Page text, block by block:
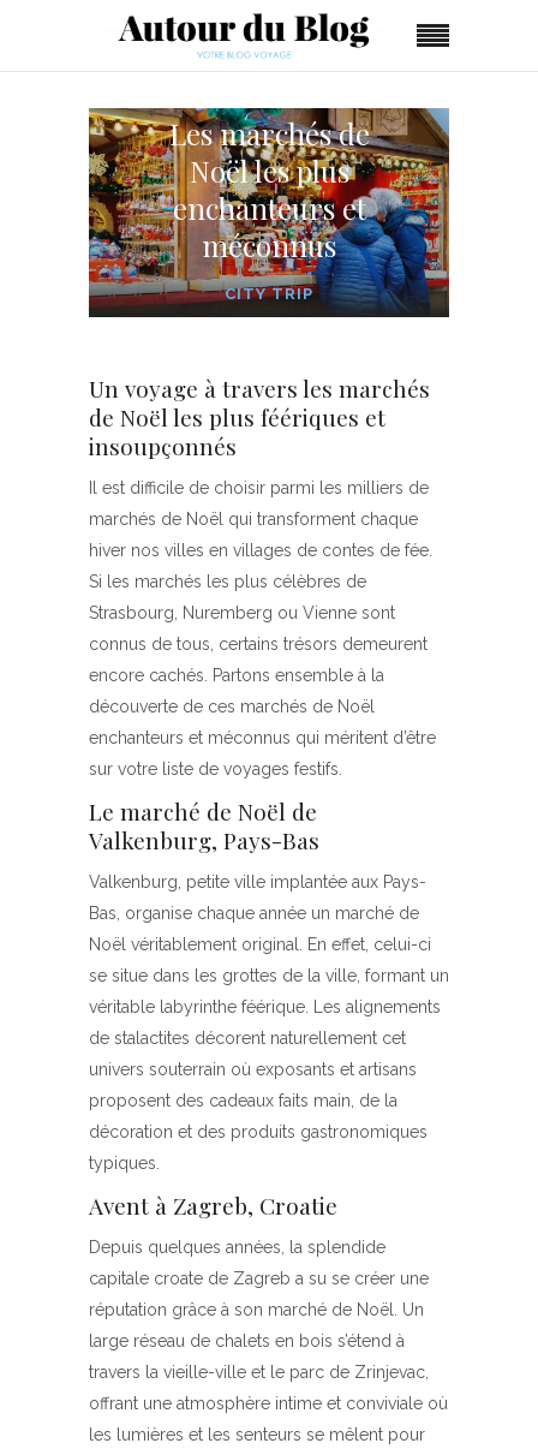
Les marchés de
Noël les plus
enchanteurs et
méconnus
CITY TRIP
Un voyage à travers les marchés
de Noël les plus féériques et
insoupçonnés
Il est difficile de choisir parmi les milliers de
marchés de Noël qui transforment chaque
hiver nos villes en villages de contes de fée.
Si les marchés les plus célèbres de
Strasbourg, Nuremberg ou Vienne sont
connus de tous, certains trésors demeurent
encore cachés. Partons ensemble à la
découverte de ces marchés de Noël
enchanteurs et méconnus qui méritent d’être
sur votre liste de voyages festifs.
Le marché de Noël de
Valkenburg, Pays-Bas
Valkenburg, petite ville implantée aux Pays-
Bas, organise chaque année un marché de
Noël véritablement original. En effet, celui-ci
se situe dans les grottes de la ville, formant un
véritable labyrinthe féérique. Les alignements
de stalactites décorent naturellement cet
univers souterrain où exposants et artisans
proposent des cadeaux faits main, de la
décoration et des produits gastronomiques
typiques.
Avent à Zagreb, Croatie
Depuis quelques années, la splendide
capitale croate de Zagreb a su se créer une
réputation grâce à son marché de Noël. Un
large réseau de chalets en bois s’étend à
travers la vieille-ville et le parc de Zrinjevac,
offrant une atmosphère intime et conviviale où
les lumières et les senteurs se mêlent pour